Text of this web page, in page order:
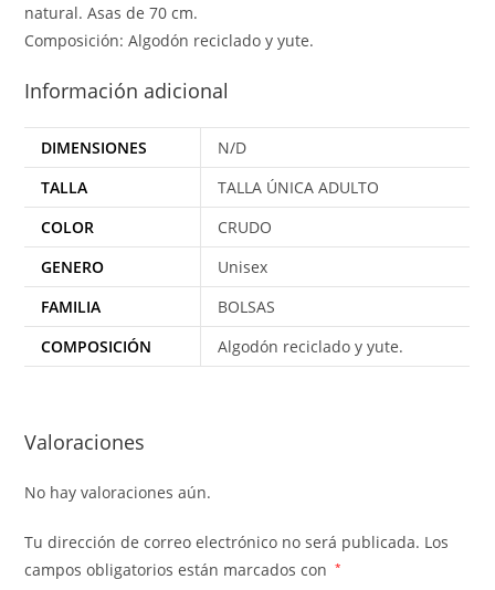
natural. Asas de 70 cm.
Composición: Algodón reciclado y yute.
Información adicional
DIMENSIONES
N/D
TALLA
TALLA ÚNICA ADULTO
COLOR
CRUDO
GENERO
Unisex
FAMILIA
BOLSAS
COMPOSICIÓN
Algodón reciclado y yute.
Valoraciones
No hay valoraciones aún.
Tu dirección de correo electrónico no será publicada. Los
campos obligatorios están marcados con
*